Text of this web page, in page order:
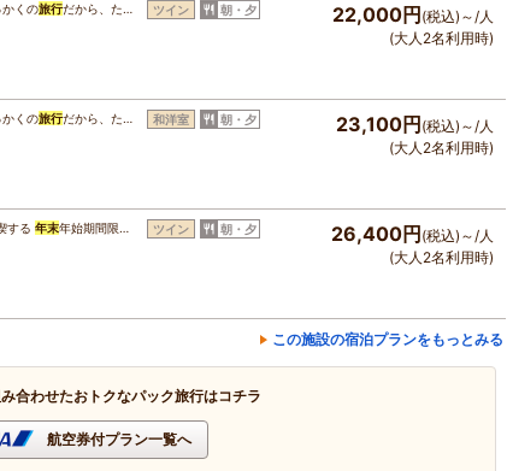
くの旅行だから、た… ツイン 朝・夕 22,000円 (税込)～/人
(大人2名利用時)
くの旅行だから、た… 和洋室 朝・夕 23,100円 (税込)～/人
(大人2名利用時)
する 年末年始期間限… ツイン 朝・夕 26,400円 (税込)～/人
(大人2名利用時)
この施設の宿泊プランをもっとみる
合わせたおトクなパック旅行はコチラ
航空券付プラン一覧へ